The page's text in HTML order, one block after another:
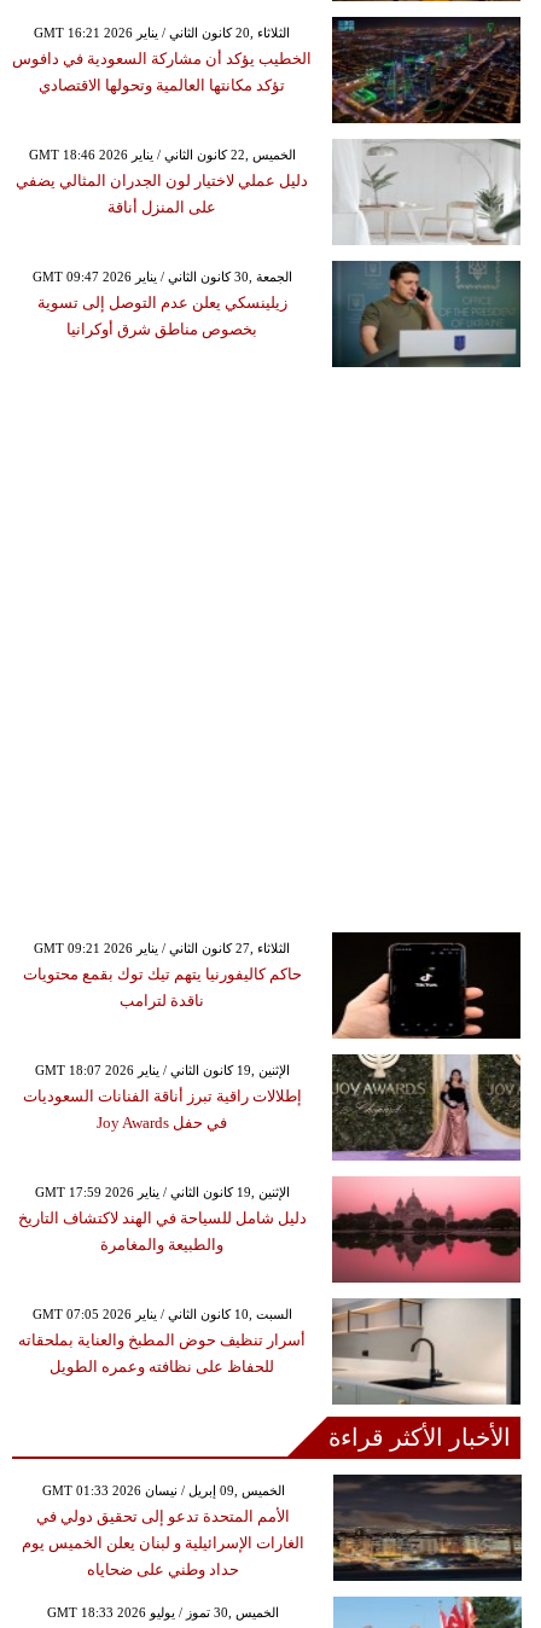
GMT 16:21 2026 الثلاثاء ,20 كانون الثاني / يناير
الخطيب يؤكد أن مشاركة السعودية في دافوس
تؤكد مكانتها العالمية وتحولها الاقتصادي
GMT 18:46 2026 الخميس ,22 كانون الثاني / يناير
دليل عملي لاختيار لون الجدران المثالي يضفي
على المنزل أناقة
GMT 09:47 2026 الجمعة ,30 كانون الثاني / يناير
زيلينسكي يعلن عدم التوصل إلى تسوية
بخصوص مناطق شرق أوكرانيا
GMT 09:21 2026 الثلاثاء ,27 كانون الثاني / يناير
حاكم كاليفورنيا يتهم تيك توك بقمع محتويات
ناقدة لترامب
GMT 18:07 2026 الإثنين ,19 كانون الثاني / يناير
إطلالات راقية تبرز أناقة الفنانات السعوديات
في حفل Joy Awards
GMT 17:59 2026 الإثنين ,19 كانون الثاني / يناير
دليل شامل للسياحة في الهند لاكتشاف التاريخ
والطبيعة والمغامرة
GMT 07:05 2026 السبت ,10 كانون الثاني / يناير
أسرار تنظيف حوض المطبخ والعناية بملحقاته
للحفاظ على نظافته وعمره الطويل
الأخبار الأكثر قراءة
GMT 01:33 2026 الخميس ,09 إبريل / نيسان
الأمم المتحدة تدعو إلى تحقيق دولي في
الغارات الإسرائيلية و لبنان يعلن الخميس يوم
حداد وطني على ضحاياه
GMT 18:33 2026 الخميس ,30 تموز / يوليو